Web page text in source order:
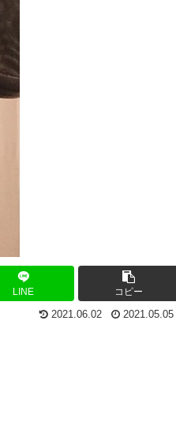
LINE コピー
2021.06.02 2021.05.05